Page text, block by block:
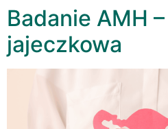
Badanie AMH
jajeczkowa